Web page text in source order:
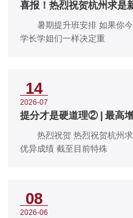
喜报！热烈祝贺杭州求是
上海交大、浙江大学等知名
暑期提升班安排 如果你今
学长学姐们一样决定重
14
2026-07
提分才是硬道理② | 最高
60分以上的名单！
热烈祝贺 热烈祝贺杭州求
优异成绩 截至目前特殊
08
2026-06